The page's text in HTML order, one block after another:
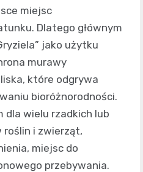
miejsc
Dlatego głównym
jako użytku
murawy
które odgrywa
bioróżnorodności.
dla wielu rzadkich lub
i zwierząt,
miejsc do
przebywania.